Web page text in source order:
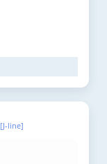
[J-line]